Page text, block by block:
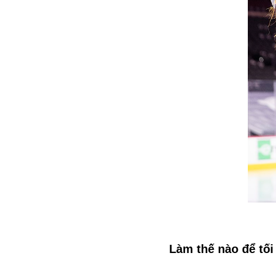
Làm thế nào để